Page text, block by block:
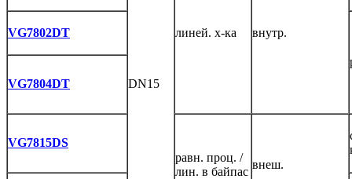
DN15
линей. х-ка внутр.
VG7802DT
VG7804DT
VG7815DS
равн. проц. /
лин. в байпас
внеш.